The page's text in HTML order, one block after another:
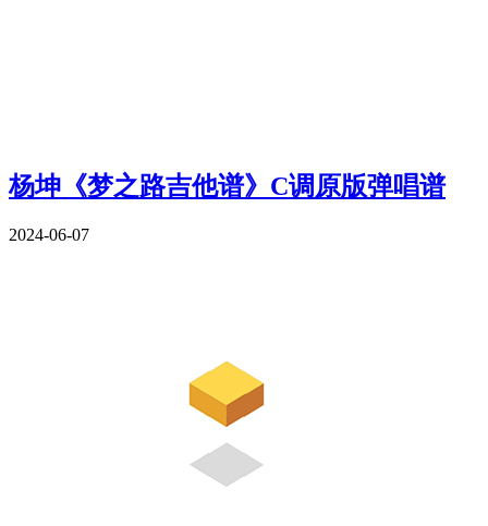
杨坤《梦之路吉他谱》C调原版弹唱谱
2024-06-07